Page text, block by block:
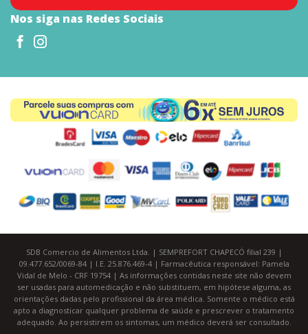
Nos siga nas Redes Sociais
SDB Comercio de Alimentos Ltda. | SEMPREFORT CHAPECÓ filial 239 |
09.477.652/0069-84 | I.E. 25.876.469-4 | Farmacêutica responsável: Pamela
Vidal de Melo - CRF 19754 | As informações contidas neste site não devem
ser usadas para automedicação e não substituem, em hipótese alguma, as
orientações dadas pelo profissional da área médica. Somente o médico está
apto a diagnosticar qualquer problema de saúde e prescrever o tratamento
adequado. Ao persistirem os sintomas, um médico deverá ser consultado.